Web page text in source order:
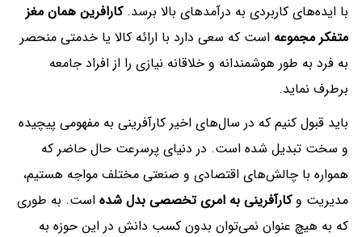
با ایده‌های کاربردی به درآمدهای بالا برسد.کارافرین‌ همان مغز
متفکر مجموعه است که سعی دارد با ارائه کالا یا خدمتی منحصر
به فرد به طور هوشمندانه و خلاقانه نیازی را از افراد جامعه
برطرف نماید.
باید قبول کنیم که در سال‌های اخیر کارآفرینی به مفهومی پیچیده
و سخت تبدیل شده است. در دنیای پرسرعت حال حاضر که
همواره با چالش‌های اقتصادی و صنعتی مختلف مواجه هستیم،
مدیریت وکارآفرینی به امری تخصصی بدل شده است. به طوری
که به هیچ عنوان نمی‌توان بدون کسب دانش در این حوزه به